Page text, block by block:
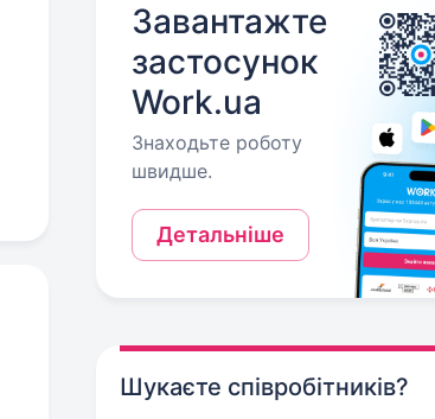
Завантажте
застосунок
Work.ua
Знаходьте роботу
швидше.
Детальніше
Шукаєте співробітників?